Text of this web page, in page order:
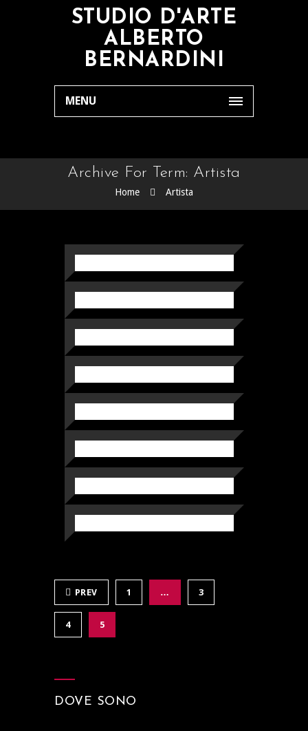
STUDIO D'ARTE
ALBERTO
BERNARDINI
MENU
Archive For Term: Artista
Home Artista
PREV 1 … 3
4 5
DOVE SONO